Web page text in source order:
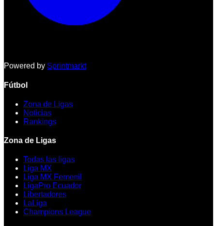
Powered by Sprintmarkt
Fútbol
Zona de Ligas
Noticias
Rankings
Zona de Ligas
Todas las ligas
Liga MX
Liga MX Femenil
LigaPro Ecuador
Libertadores
LaLiga
Champions League